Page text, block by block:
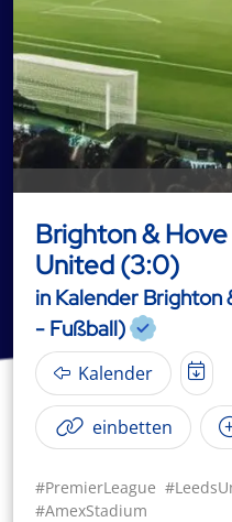
Brighton &
United (3:0)
in Kalender
- Fußball)
Kalender
einbetten
#PremierLeague
#AmexStadium